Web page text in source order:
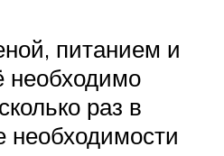
питанием и
необходимо
раз в